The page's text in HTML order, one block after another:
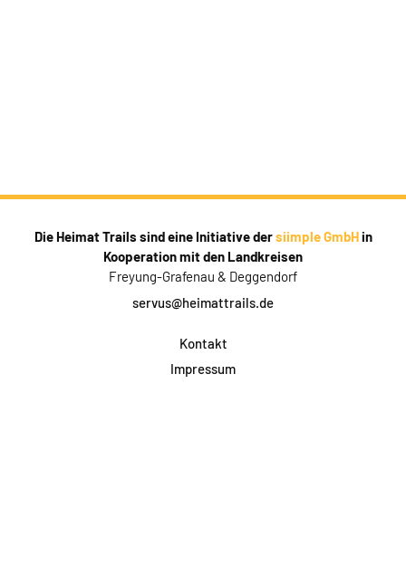
Die Heimat Trails sind eine Initiative dersiimple GmbHin
Kooperation mit den Landkreisen
Freyung-Grafenau & Deggendorf
servus@heimattrails.de
Kontakt
Impressum